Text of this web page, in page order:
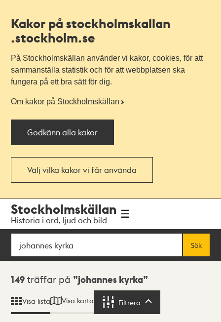
Kakor på stockholmskallan
.stockholm.se
På Stockholmskällan använder vi kakor, cookies, för att
sammanställa statistik och för att webbplatsen ska
fungera på ett bra sätt för dig.
Om kakor på Stockholmskällan
Godkänn alla kakor
Välj vilka kakor vi får använda
navigationen
huvudinnehållet
Stockholmskällan
Historia i ord, ljud och bild
Sök
Sök
Sökresultat
149 träffar på johannes kyrka
Visa lista Visa karta Filtrera